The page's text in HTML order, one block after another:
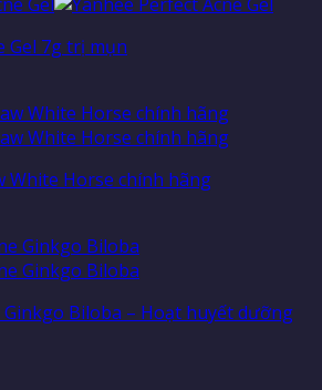
Gel 7g trị mụn
White Horse chính hãng
Biloba – Hoạt huyết dưỡng